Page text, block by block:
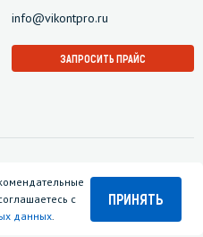
info@vikontpro.ru
ЗАПРОСИТЬ ПРАЙС
с
данных.
ПРИНЯТЬ